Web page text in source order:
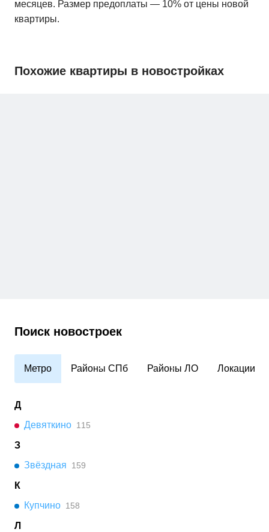
месяцев. Размер предоплаты — 10% от цены новой
квартиры.
Похожие квартиры в новостройках
Поиск новостроек
Метро Районы СПб Районы ЛО Локации
Д
Девяткино 115
З
Звёздная
159
К
Купчино 158
Л